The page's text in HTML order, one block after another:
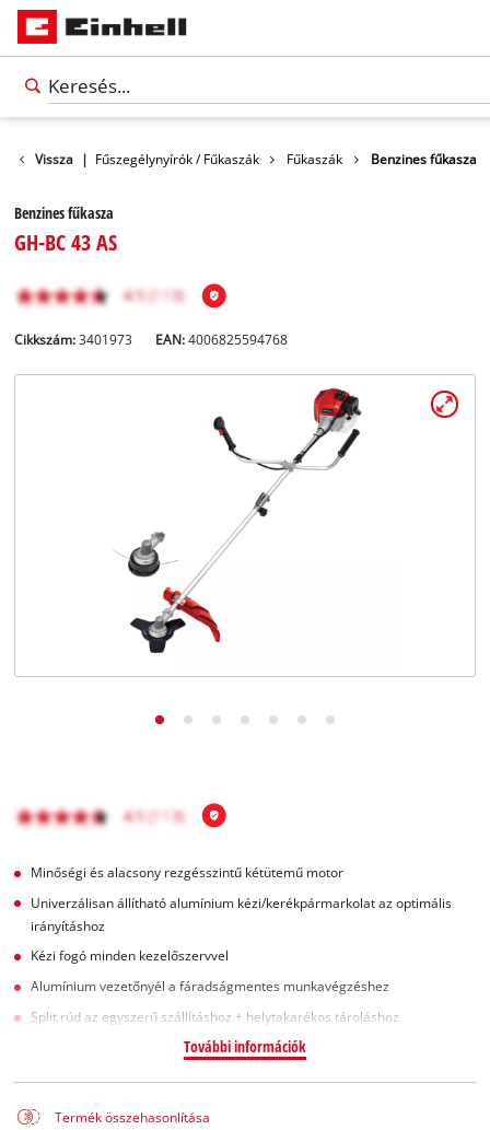
Vissza |
Kert Fűszegélynyírók / Fűkaszák Fűkaszák Benzines fűkasza
Benzines fűkasza
GH-BC 43 AS
Cikkszám: 3401973 EAN:4006825594768
Minőségi és alacsony rezgésszintű kétütemű motor
Univerzálisan állítható alumínium kézi/kerékpármarkolat az optimális
irányításhoz
Kézi fogó minden kezelőszervvel
Alumínium vezetőnyél a fáradságmentes munkavégzéshez
Split rúd az egyszerű szállításhoz + helytakarékos tároláshoz
További információk
Termék összehasonlítása